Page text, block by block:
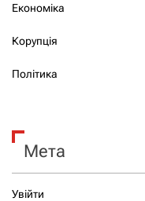
Економіка
Корупція
Політика
Мета
Увійти